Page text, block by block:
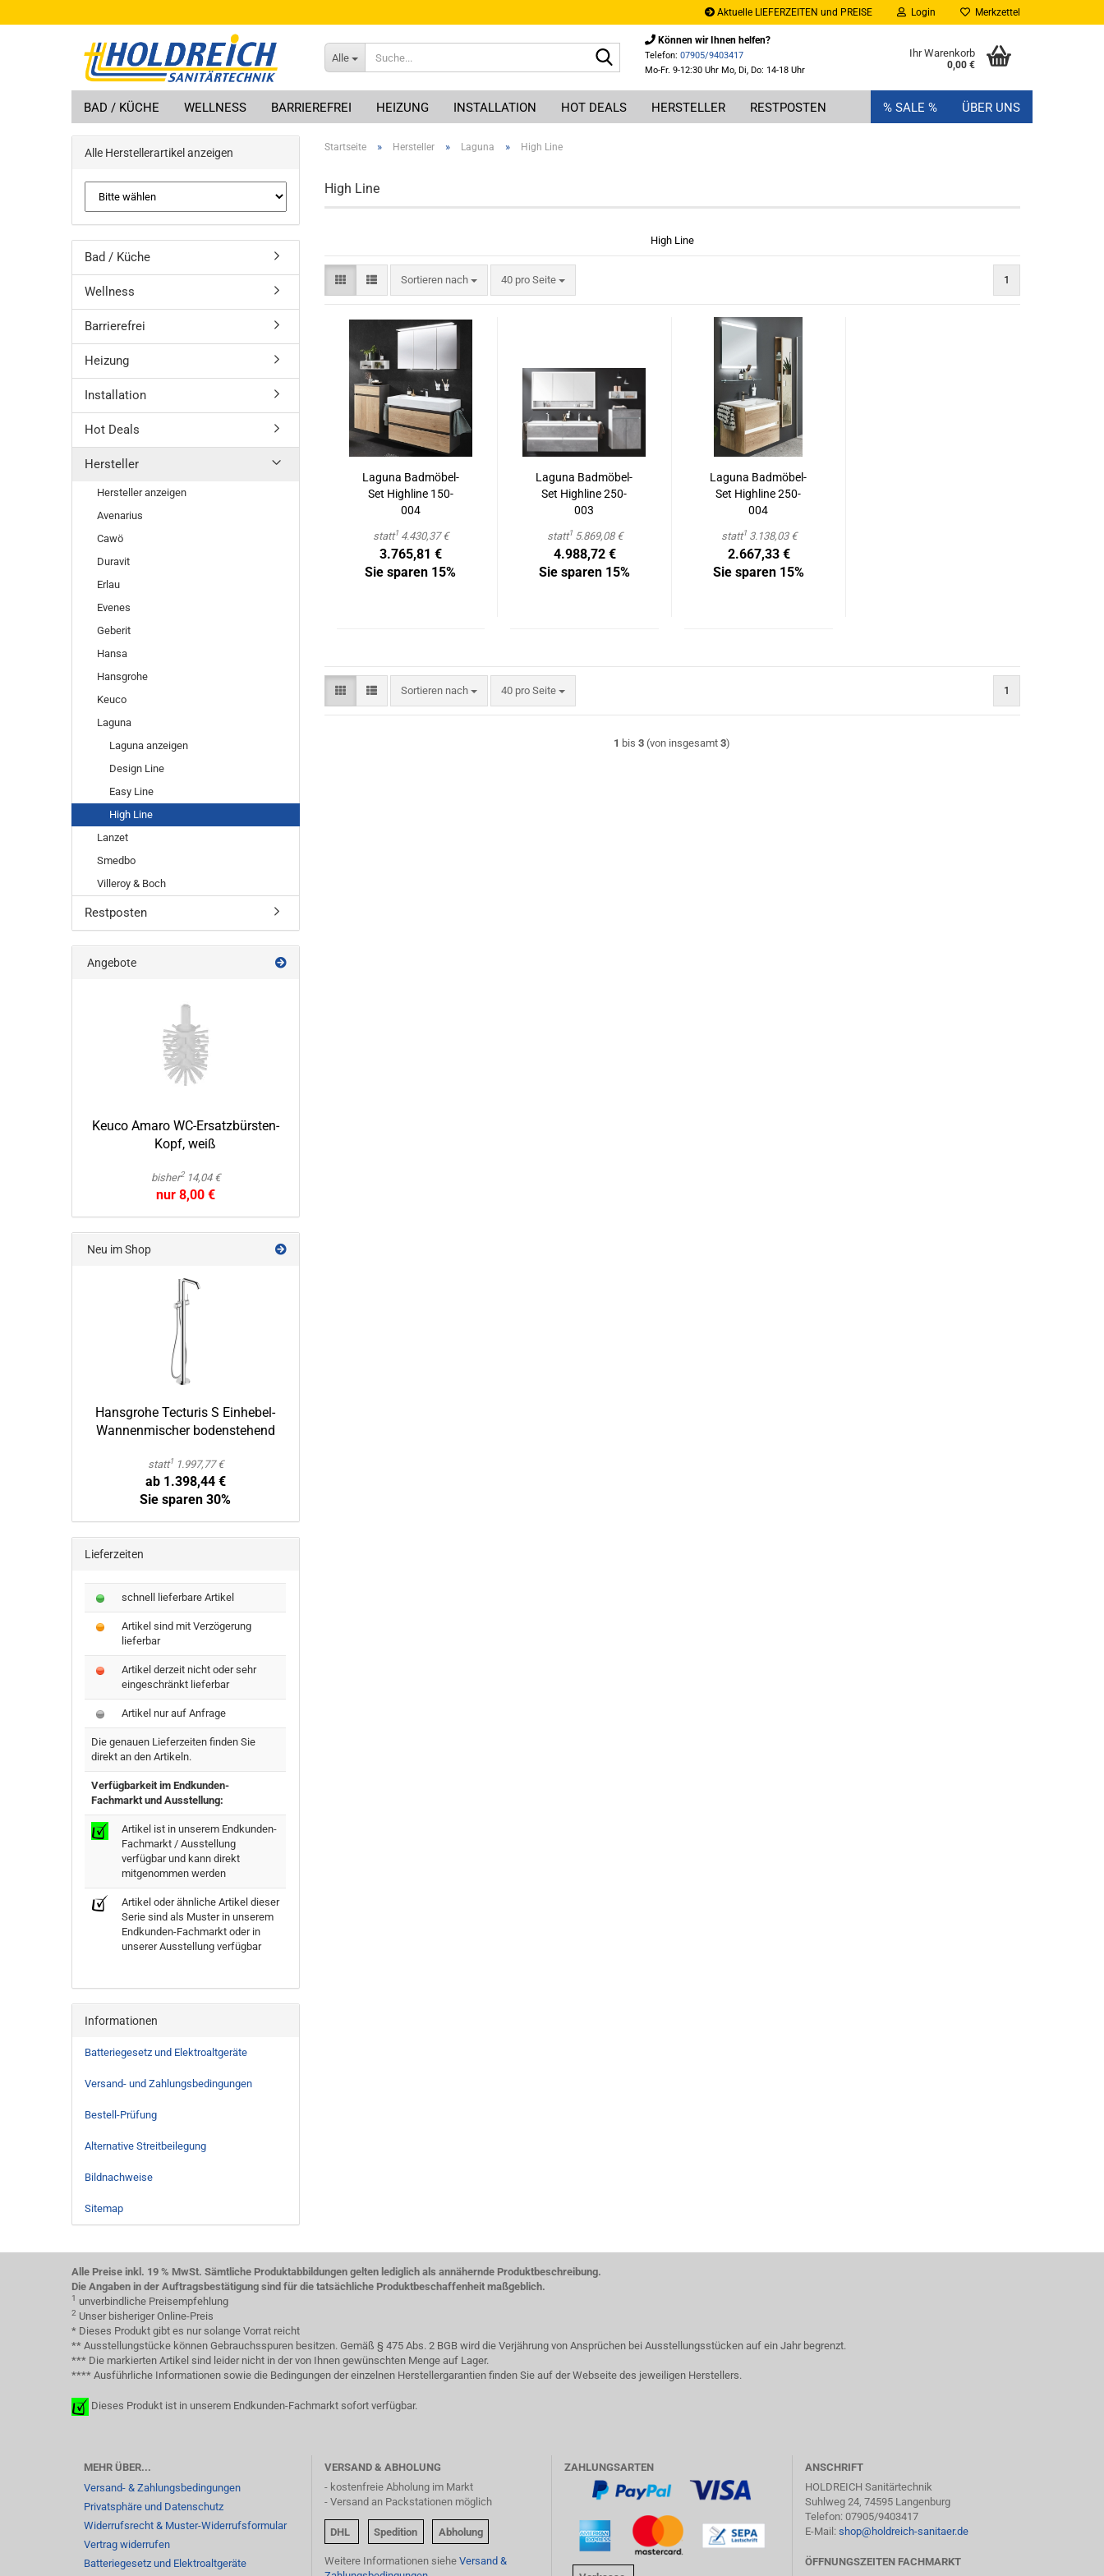
Aktuelle LIEFERZEITEN und PREISE Login Merkzettel
Alle
Suche...
Können wir Ihnen helfen?
Telefon: 07905/9403417
Mo-Fr. 9-12:30 Uhr Mo, Di, Do: 14-18 Uhr
Ihr Warenkorb
0,00 €
BAD / KÜCHE WELLNESS BARRIEREFREI HEIZUNG INSTALLATION HOT DEALS HERSTELLER RESTPOSTEN % SALE % ÜBER UNS
Startseite » Hersteller » Laguna » High Line
High Line
High Line
Sortieren nach
Sortieren nach 40 pro Seite
pro Seite 1
La­gu­na Badmöbel-​​
Set High­li­ne 150-​
004
statt14.430,37 €
3.765,81 €
Sie sparen 15%
La­gu­na Badmöbel-​​
Set High­li­ne 250-​
003
statt15.869,08 €
4.988,72 €
Sie sparen 15%
La­gu­na Badmöbel-​​
Set High­li­ne 250-​
004
statt13.138,03 €
2.667,33 €
Sie sparen 15%
Sortieren nach
Sortieren nach 40 pro Seite
pro Seite 1
1 bis3 (von insgesamt3)
Alle Herstellerartikel anzeigen
Bad / Küche
Wellness
Barrierefrei
Heizung
Installation
Hot Deals
Hersteller
Hersteller anzeigen
Avenarius
Cawö
Duravit
Erlau
Evenes
Geberit
Hansa
Hansgrohe
Keuco
Laguna
Laguna anzeigen
Design Line
Easy Line
High Line
Lanzet
Smedbo
Villeroy & Boch
Restposten
Angebote
Keuco Amaro WC-​Ersatzbürsten-
Kopf, weiß
bisher214,04 €
nur 8,00 €
Neu im Shop
Hans­gro­he Tec­tu­ris S Einhebel-​
Wannenmischer bo­den­ste­hend
statt11.997,77 €
ab 1.398,44 €
Sie sparen 30%
Lieferzeiten
schnell lieferbare Artikel
Artikel sind mit Verzögerung
lieferbar
Artikel derzeit nicht oder sehr
eingeschränkt lieferbar
Artikel nur auf Anfrage
Die genauen Lieferzeiten finden Sie
direkt an den Artikeln.
Verfügbarkeit im Endkunden-
Fachmarkt und Ausstellung:
Artikel ist in unserem Endkunden-
Fachmarkt / Ausstellung
verfügbar und kann direkt
mitgenommen werden
Artikel oder ähnliche Artikel dieser
Serie sind als Muster in unserem
Endkunden-Fachmarkt oder in
unserer Ausstellung verfügbar
Informationen
Batteriegesetz und Elektroaltgeräte
Versand- und Zahlungsbedingungen
Bestell-Prüfung
Alternative Streitbeilegung
Bildnachweise
Sitemap
Alle Preise inkl. 19 % MwSt. Sämtliche Produktabbildungen gelten lediglich als annähernde Produktbeschreibung.
Die Angaben in der Auftragsbestätigung sind für die tatsächliche Produktbeschaffenheit maßgeblich.
1 unverbindliche Preisempfehlung
2 Unser bisheriger Online-Preis
* Dieses Produkt gibt es nur solange Vorrat reicht
** Ausstellungstücke können Gebrauchsspuren besitzen. Gemäß § 475 Abs. 2 BGB wird die Verjährung von Ansprüchen bei Ausstellungsstücken auf ein Jahr begrenzt.
*** Die markierten Artikel sind leider nicht in der von Ihnen gewünschten Menge auf Lager.
**** Ausführliche Informationen sowie die Bedingungen der einzelnen Herstellergarantien finden Sie auf der Webseite des jeweiligen Herstellers.
Dieses Produkt ist in unserem Endkunden-Fachmarkt sofort verfügbar.
MEHR ÜBER...
Versand- & Zahlungsbedingungen
Privatsphäre und Datenschutz
Widerrufsrecht & Muster-Widerrufsformular
Vertrag widerrufen
Batteriegesetz und Elektroaltgeräte
VERSAND & ABHOLUNG
- kostenfreie Abholung im Markt
- Versand an Packstationen möglich
DHL Spedition Abholung
Weitere Informationen siehe Versand &
ZAHLUNGSARTEN
ANSCHRIFT
HOLDREICH Sanitärtechnik
Suhlweg 24, 74595 Langenburg
Telefon: 07905/9403417
E-Mail: shop@holdreich-sanitaer.de
ÖFFNUNGSZEITEN FACHMARKT